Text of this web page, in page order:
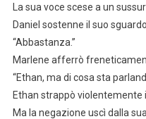
La sua voce scese a un
Daniel sostenne il suo
“Abbastanza.”
Marlene afferrò
“Ethan, ma di cosa sta
Ethan strappò violentemente
Ma la negazione uscì dalla